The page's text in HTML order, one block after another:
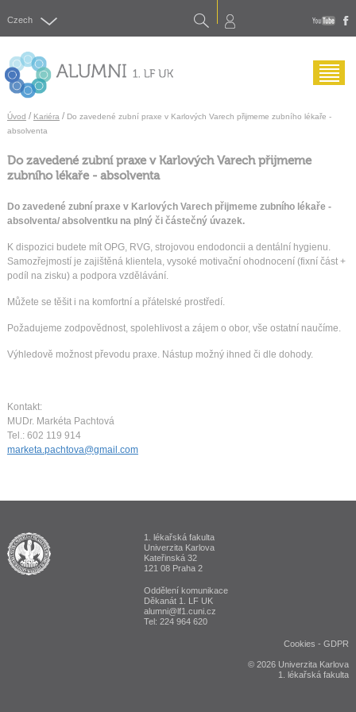
Czech Search
Úvod / Kariéra/ Do zavedené zubní praxe v Karlových Varech přijmeme zubního lékaře -
absolventa
Do zavedené zubní praxe v Karlových Varech přijmeme
zubního lékaře - absolventa
Do zavedené zubní praxe v Karlových Varech přijmeme zubního lékaře -
absolventa/ absolventku na plný či částečný úvazek.
K dispozici budete mít OPG, RVG, strojovou endodoncii a dentální hygienu.
Samozřejmostí je zajištěná klientela, vysoké motivační ohodnocení (fixní část +
podíl na zisku) a podpora vzdělávání.
Můžete se těšit i na komfortní a přátelské prostředí.
Požadujeme zodpovědnost, spolehlivost a zájem o obor, vše ostatní naučíme.
Výhledově možnost převodu praxe. Nástup možný ihned či dle dohody.
Kontakt:
MUDr. Markéta Pachtová
Tel.: 602 119 914
marketa.pachtova@gmail.com
ALUMNI 1. lékařská fakulta Univerzita Karlova v Praze
1. lékařská fakulta
Univerzita Karlova
Kateřinská 32
121 08 Praha 2
Oddělení komunikace
Děkanát 1. LF UK
alumni@lf1.cuni.cz
Tel: 224 964 620
Cookies -GDPR
© 2026 Univerzita Karlova
1. lékařská fakulta